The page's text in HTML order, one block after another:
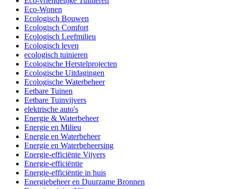
Eco-Wonen
Ecologisch Bouwen
Ecologisch Comfort
Ecologisch Leefmilieu
Ecologisch leven
ecologisch tuinieren
Ecologische Herstelprojecten
Ecologische Uitdagingen
Ecologische Waterbeheer
Eetbare Tuinen
Eetbare Tuinvijvers
elektrische auto's
Energie & Waterbeheer
Energie en Milieu
Energie en Waterbeheer
Energie en Waterbeheersing
Energie-efficiënte Vijvers
Energie-efficiëntie
Energie-efficiëntie in huis
Energiebeheer en Duurzame Bronnen